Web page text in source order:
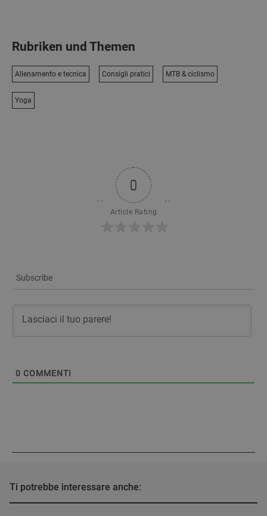
Rubriken und Themen
Allenamento e tecnica Consigli pratici MTB & ciclismo
Yoga
0
Article Rating
Subscribe
0 COMMENTI
Ti potrebbe interessare anche: